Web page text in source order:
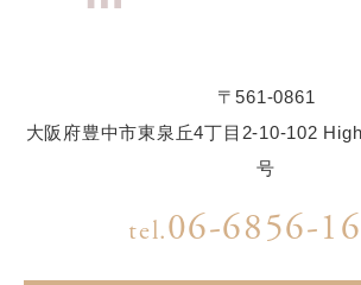
〒561-0861
大阪府豊中市東泉丘4丁目2-10-102
号
tel.06-6856-